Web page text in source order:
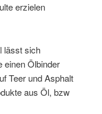
erzielen
lässt sich
einen Ölbinder
Teer und Asphalt
aus Öl, bzw